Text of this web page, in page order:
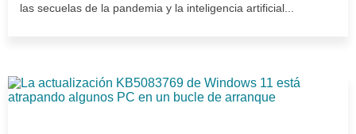
las secuelas de la pandemia y la inteligencia artificial...